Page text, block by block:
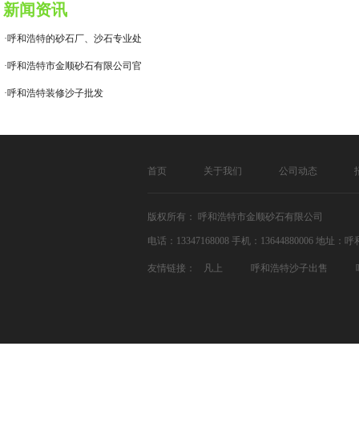
新闻资讯
·呼和浩特的砂石厂、沙石专业处
·呼和浩特市金顺砂石有限公司官
·呼和浩特装修沙子批发
首页 关于我们 公司动态
版权所有： 呼和浩特市金顺砂石有限公司
电话：13347168008 手机：13644880006 地址
友情链接： 凡上 呼和浩特沙子出售